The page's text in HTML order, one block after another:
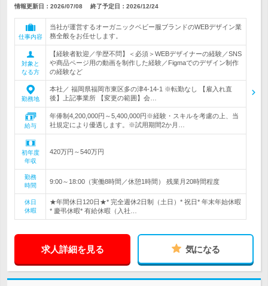
情報更新日：2026/07/08 終了予定日： 2026/12/24
仕事内容
当社が運営するオーガニックベビー服ブランドのWEBデザイン業
務全般をお任せします。
対象と
なる方
【経験者歓迎／学歴不問】＜必須＞WEBデザイナーの経験／SNS
や商品ページ用の動画を制作した経験／Figmaでのデザイン制作
の経験など
勤務地
本社／ 福岡県福岡市東区多の津4-14-1 ※転勤なし 【雇入れ直
後】上記事業所 【変更の範囲】会…
給与
年俸制4,200,000円～5,400,000円※経験・スキルを考慮の上、当
社規定により優遇します。※試用期間2か月…
初年度
年収
420万円～540万円
勤務
時間
9:00～18:00（実働8時間／休憩1時間） 残業月20時間程度
休日
休暇
★年間休日120日★* 完全週休2日制（土日）* 祝日* 年末年始休暇
* 慶弔休暇* 有給休暇（入社…
求人詳細を見る 気になる